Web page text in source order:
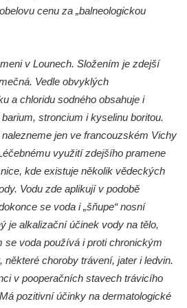
cenu za „balneologickou
v Lounech. Složením je zdejší
Vedle obvyklých
a chloridu sodného obsahuje i
stroncium i kyselinu boritou.
jen ve francouzském Vichy
využití zdejšího pramene
kde existuje několik vědeckých
Vodu zde aplikují v podobě
se voda i „šňupe“ nosní
je alkalizační účinek vody na tělo,
se voda používá i proti chronickým
choroby trávení, jater i ledvin.
v pooperačních stavech trávicího
pozitivní účinky na dermatologické